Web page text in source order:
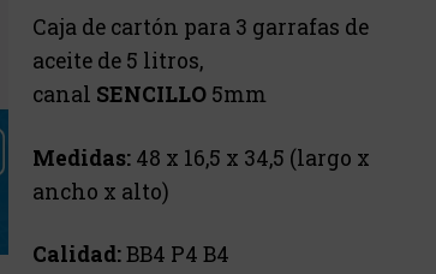
Caja de cartón para 3 garrafas de
aceite de 5 litros,
canal SENCILLO5mm
Medidas:48 x 16,5 x 34,5 (largo x
ancho x alto)
Calidad:BB4 P4 B4